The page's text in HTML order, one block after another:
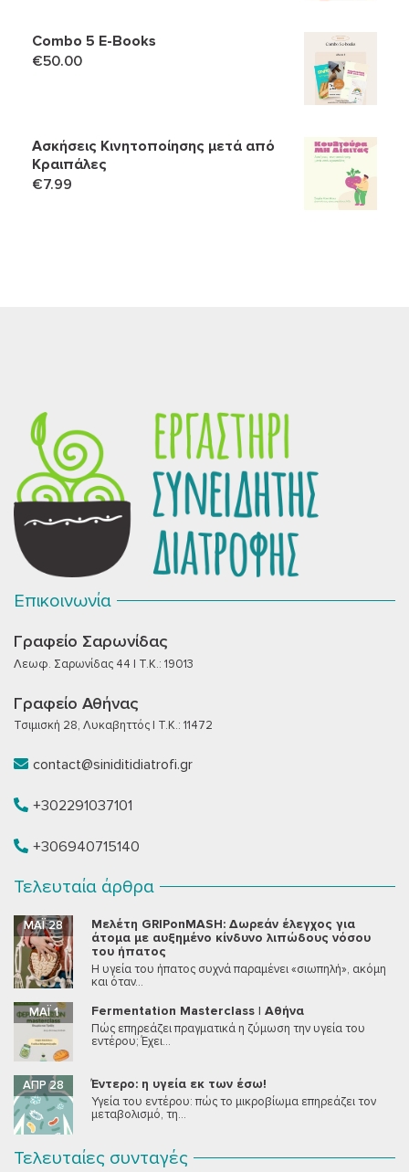
€139.90.
Combo 5 Ε-Books
€50.00
Ασκήσεις Κινητοποίησης μετά από
Κραιπάλες
€7.99
Επικοινωνία
Γραφείο Σαρωνίδας
Λεωφ. Σαρωνίδας 44 | T.K.: 19013
Γραφείο Αθήνας
Τσιμισκή 28, Λυκαβηττός | T.K.: 11472
contact@siniditidiatrofi.gr
+302291037101
+306940715140
Τελευταία άρθρα
Μελέτη GRIPonMASH: Δωρεάν έλεγχος για
άτομα με αυξημένο κίνδυνο λιπώδους νόσου
του ήπατος
ΜΆΙ 28
Η υγεία του ήπατος συχνά παραμένει «σιωπηλή», ακόμη
και όταν...
Fermentation Masterclass | Αθήνα
ΜΆΙ 1
Πώς επηρεάζει πραγματικά η ζύμωση την υγεία του
εντέρου; Έχει...
Έντερο: η υγεία εκ των έσω!
ΑΠΡ 28
Υγεία του εντέρου: πώς το μικροβίωμα επηρεάζει τον
μεταβολισμό, τη...
Τελευταίες συνταγές